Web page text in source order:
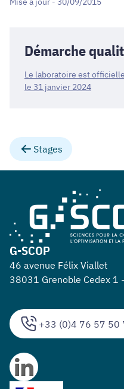
Démarche
Le laboratoire est
le 31 janvier 2024
Stages
+33 (0)4 76 57 50
G-SCOP
46 avenue Félix Viallet
38031 Grenoble Cedex 1